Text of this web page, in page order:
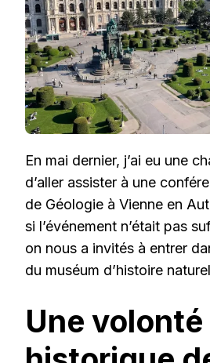
En mai dernier, j’ai eu une
d’aller assister à une
de Géologie à Vienne en
si l’événement n’était pas
on nous a invités à entrer
du muséum d’histoire
Une volonté